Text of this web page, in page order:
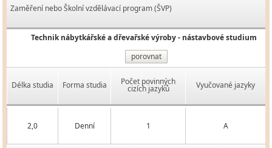
Zaměření nebo Školní vzdělávací program (ŠVP)
Technik nábytkářské a dřevařské výroby - nástavbové studium
porovnat
Délka studia Forma studia Počet povinných
cizích jazyků Vyučované jazyky
2,0 Denní 1 A